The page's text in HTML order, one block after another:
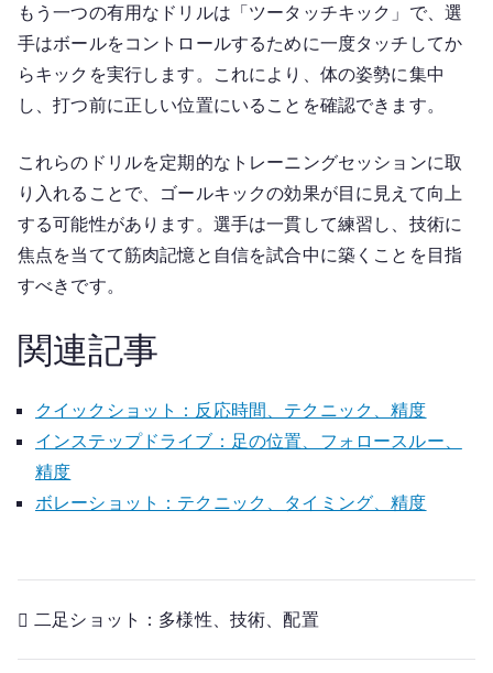
もう一つの有用なドリルは「ツータッチキック」で、選
手はボールをコントロールするために一度タッチしてか
らキックを実行します。これにより、体の姿勢に集中
し、打つ前に正しい位置にいることを確認できます。
これらのドリルを定期的なトレーニングセッションに取
り入れることで、ゴールキックの効果が目に見えて向上
する可能性があります。選手は一貫して練習し、技術に
焦点を当てて筋肉記憶と自信を試合中に築くことを目指
すべきです。
関連記事
クイックショット：反応時間、テクニック、精度
インステップドライブ：足の位置、フォロースルー、
精度
ボレーショット：テクニック、タイミング、精度
Post
二足ショット：多様性、技術、配置